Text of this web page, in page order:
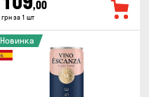
,00
грн за 1 шт
Новинка